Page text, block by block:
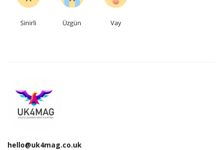
Galeri
Sinirli Üzgün Vay
hello@uk4mag.co.uk